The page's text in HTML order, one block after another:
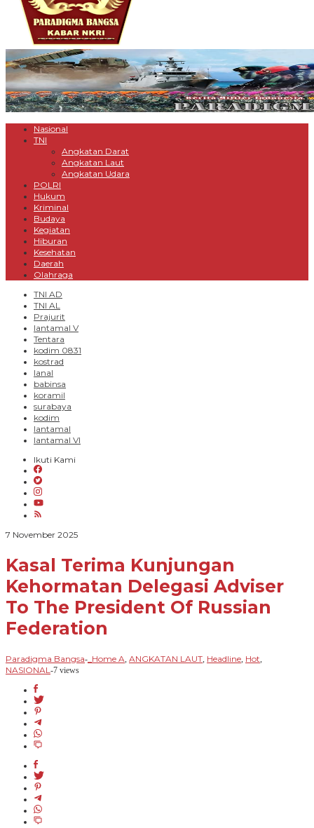
Nasional
TNI
Angkatan Darat
Angkatan Laut
Angkatan Udara
POLRI
Hukum
Kriminal
Budaya
Kegiatan
Hiburan
Kesehatan
Daerah
Olahraga
TNI AD
TNI AL
Prajurit
lantamal V
Tentara
kodim 0831
kostrad
lanal
babinsa
koramil
surabaya
kodim
lantamal
lantamal VI
Ikuti Kami
7 November 2025oleh
Kasal Terima Kunjungan
Kehormatan Delegasi Adviser
To The President Of Russian
Federation
Paradigma Bangsa- _Home A, ANGKATAN LAUT, Headline, Hot,
NASIONAL -7 views